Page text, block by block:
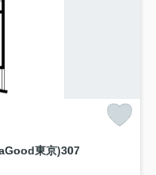
東京)307